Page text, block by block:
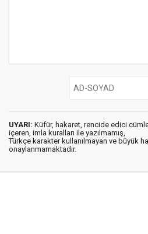
UYARI: Küfür, hakaret, rencide edici
içeren, imla kuralları ile yazılmamış,
Türkçe karakter kullanılmayan ve büyük
onaylanmamaktadır.